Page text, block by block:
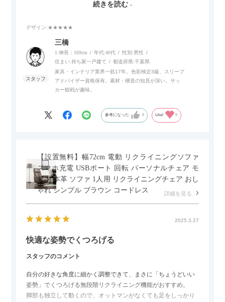
また、補助テーブルとして使用可能なスライドテーブルや収納
内部にもプリンターなどが置けるスライド棚板がついているの
でテレビ台以外にもオフィスなどでの収納家具やリビングでの
サイドボードとして多目的な用途に対応しています。
また、扉は横方向へのスライド式となっているので開閉時のス
ペースを最小限に抑えられ、省スペースでご利用いただけるの
続きを読む
デザイン:★★★★★
三橋
1:伸長：169cm 年代:40代 性別:男性
住まい:持ち家一戸建て 都道府県:千葉県
家具・インテリア業界一筋17年。色彩検定3級、スリープ
アドバイザー資格保有。素材・構造の知見が深い。サッ
カー観戦が趣味。
参考になった 0 Like! 0
【設置無料】幅72cm 電動 リクライニングソファ
スマホ充電 USBポート 回転 パーソナルチェア モ
ダン 本革 ソファ 1人用 リクライニングチェア おし
ゃれ シンプル ブラウン コードレス
詳細を見る
2025.3.27
快適な姿勢でくつろげる
スタッフのコメント
自分の好きな角度に細かく調整できて、まさに「ちょうどいい
姿勢」でくつろげる無段階リクライニング機能がおすすめ。
脚部も独立して動くので、オットマンがなくても足をしっかり